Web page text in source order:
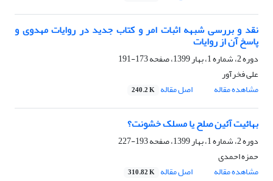
نقد و بررسی شبهه اثبات امر و کتاب جدید در روایات مهدوی و
پاسخ آن از روایات
دوره 2، شماره 1، بهار 1399، صفحه
173-191
علی فخرآور
مشاهده مقاله
اصل مقاله 240.2 K
بهائیت آئین صلح یا مسلک خشونت؟
دوره 2، شماره 1، بهار 1399، صفحه
193-227
حمزه احمدی
مشاهده مقاله
اصل مقاله 310.82 K